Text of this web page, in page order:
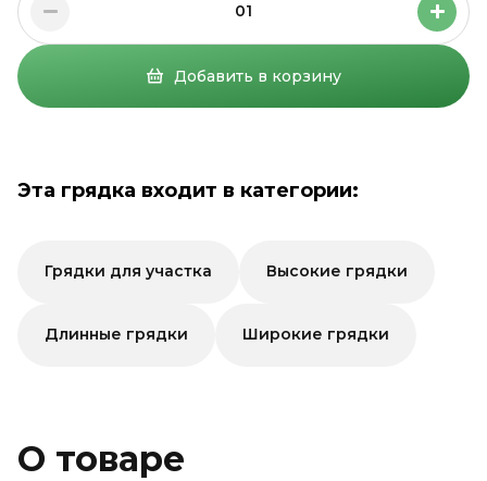
01
Добавить в корзину
Эта грядка входит в категории:
Грядки для участка Высокие грядки
Длинные грядки Широкие грядки
О товаре